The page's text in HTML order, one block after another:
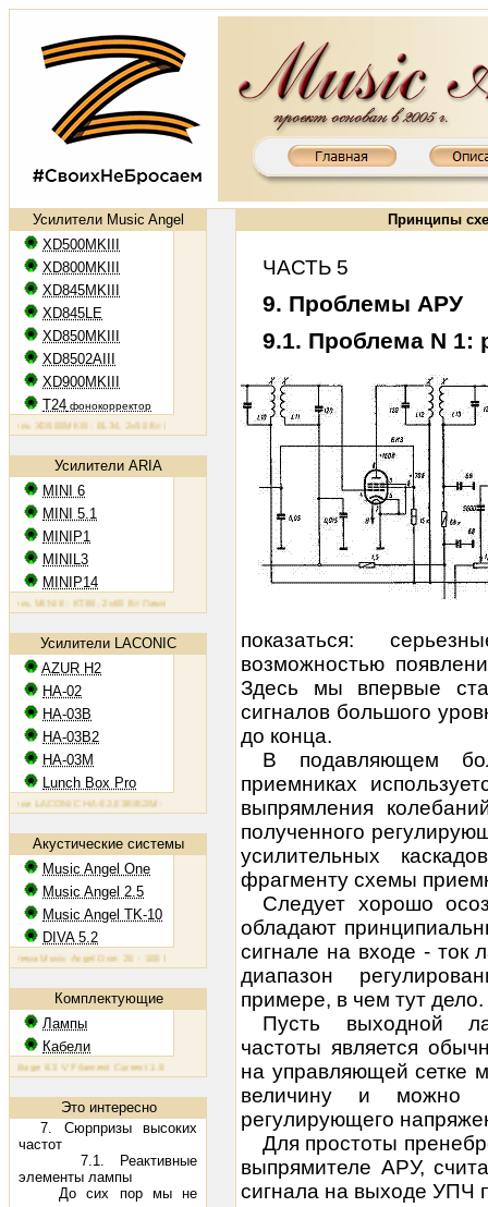
Усилители Music Angel
XD500MKIII
XD800MKIII
XD845MKIII
XD845LE
XD850MKIII
XD8502AIII
XD900MKIII
T24 фонокорректор
XD500MKIII: EL34, 2х50 ВтЛамповый усилитель XD800MKIII: KT88, 2х65 Вт Ламповый усилитель
Усилители ARIA
MINI 6
MINI 5.1
MINIP1
MINIL3
MINIP14
MINI 6: KT88, 2х60 ВтЛамповый усилитель MINIP1: 6AQ5, 2х10 Вт Ламповый усилитель MINIL3:
Усилители LACONIC
AZUR H2
HA-02
HA-03B
HA-03B2
HA-03M
Lunch Box Pro
LACONIC HA-02,03B/B2/M: 6N6P, 2х1,2 Вт на 300 Ом
Акустические системы
Music Angel One
Music Angel 2.5
Music Angel TK-10
DIVA 5.2
Music Angel One: 20 - 100 Вт, 38 Гц - 30 кГц, 86 Дб/Вт/мАкустическая система Music Angel 2.5: 20 -
Комплектующие
Лампы
Кабели
6.3 V Filament Current 1.6 A Plate Voltage (max) 800 V Plate Current (max) 230 mA Plate Dissipation
Это интересно
7. Сюрпризы высоких
частот
7.1. Реактивные
элементы лампы
До сих пор мы не
Принципы
ЧАСТЬ 5
9. Проблемы АРУ
9.1. Проблема N 1:
показаться:
возможностью
Здесь мы впервые
сигналов большого
до конца.
В подавляющем
приемниках
выпрямления
полученного
усилительных
фрагменту схемы
Следует хорошо
обладают
сигнале на входе - ток
диапазон
примере, в чем тут дело.
Пусть выходной
частоты является
на управляющей сетке
величину и можно
регулирующего
Для простоты
выпрямителе АРУ,
сигнала на выходе УПЧ